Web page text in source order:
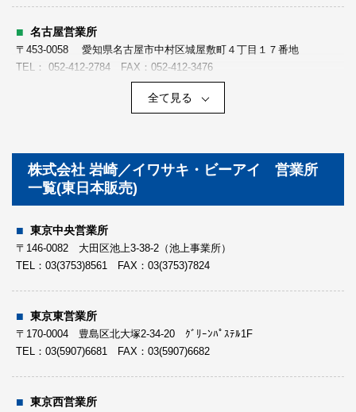
名古屋営業所
〒453-0058 愛知県名古屋市中村区城屋敷町４丁目１７番地
TEL： 052-412-2784 FAX：052-412-3476
TEL： 089-921-8623 FAX：089-921-8624
徳島営業所
TEL： 088-623-7029 FAX：088-623-7059
高知営業所
〒780-8071 高知市鴨部高町４番１７号
TEL： 088-844-2972 FAX：088-844-2973
広島営業所
〒733-0804 広島市西区山手町２５番９号
TEL： 082-293-3006 FAX：082-293-0369
全て見る
株式会社 岩崎／イワサキ・ビーアイ 営業所
一覧(東日本販売)
東京中央営業所
〒146-0082 大田区池上3-38-2（池上事業所）
TEL：03(3753)8561 FAX：03(3753)7824
東京東営業所
〒170-0004 豊島区北大塚2-34-20 ｸﾞﾘｰﾝﾊﾟｽﾃﾙ1F
TEL：03(5907)6681 FAX：03(5907)6682
東京西営業所